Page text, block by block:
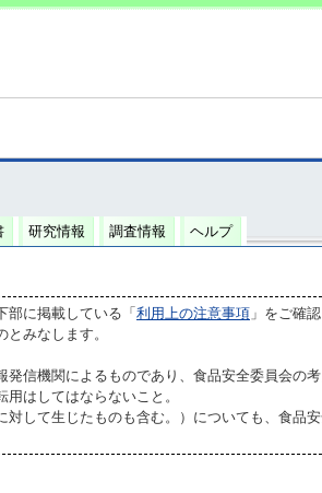
研究情報 調査情報 ヘルプ
部に掲載している「 利用上の注意事項 」をご確
みなします。
信機関によるものであり、食品安全委員会の
はしてはならないこと。
して生じたものも含む。）についても、食品